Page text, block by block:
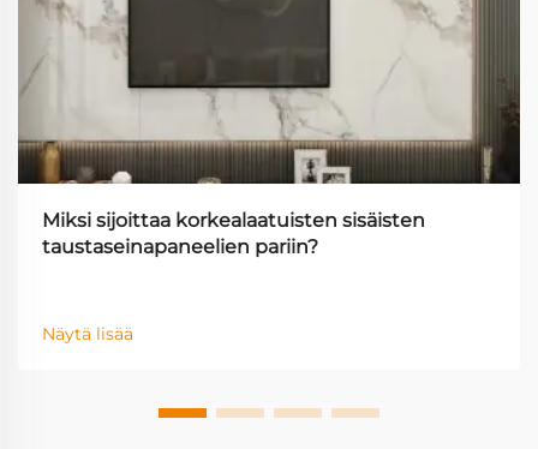
Miksi sijoittaa korkealaatuisten sisäisten
taustaseinapaneelien pariin?
Näytä lisää